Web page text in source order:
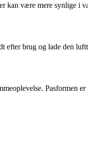
kan være mere synlige i
brug og lade den
Pasformen